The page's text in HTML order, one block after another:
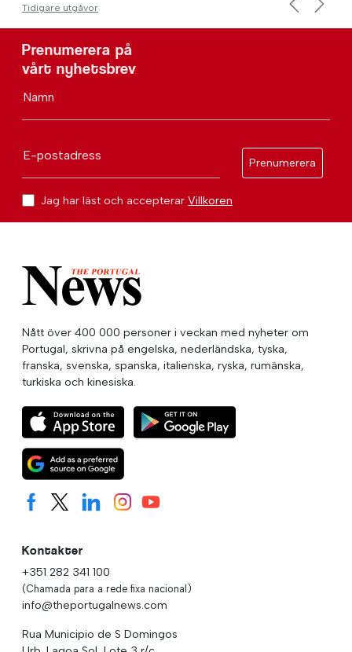
Tidigare utgåvor Previous
Next
Prenumerera på
vårt nyhetsbrev
Namn
E-postadress
Prenumerera
Jag har läst och accepterar Villkoren
Nått över 400 000 personer i veckan med nyheter om
Portugal, skrivna på engelska, nederländska, tyska,
franska, svenska, spanska, italienska, ryska, rumänska,
turkiska och kinesiska.
Kontakter
+351 282 341 100
(Chamada para a rede fixa nacional)
info@theportugalnews.com
Rua Municipio de S Domingos